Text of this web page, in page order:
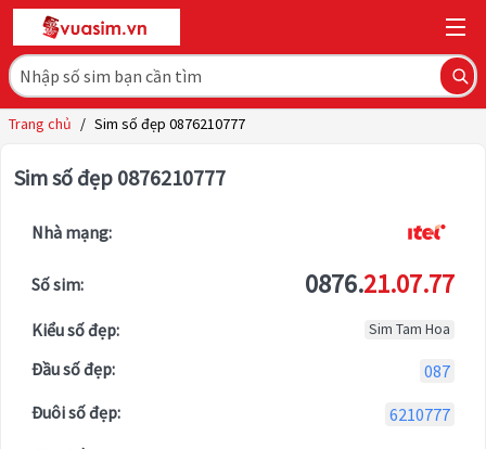
Trang chủ / Sim số đẹp 0876210777
Sim số đẹp 0876210777
Nhà mạng:
Số sim: 0876.21.07.77
Kiểu số đẹp: Sim Tam Hoa
Đầu số đẹp:
087
Đuôi số đẹp:
6210777